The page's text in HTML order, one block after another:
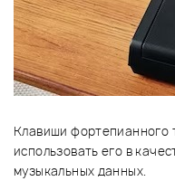
Клавиши фортепианного
использовать его в
музыкальных данных.